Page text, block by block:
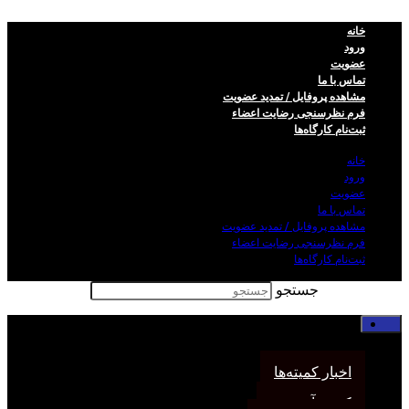
خانه
ورود
عضویت
تماس با ما
مشاهده پروفایل / تمدید عضویت
فرم نظر‌سنجی رضایت اعضاء
ثبت‌نام کارگاه‌ها
خانه
ورود
عضویت
تماس با ما
مشاهده پروفایل / تمدید عضویت
فرم نظر‌سنجی رضایت اعضاء
ثبت‌نام کارگاه‌ها
جستجو
اخبار کمیته‌ها
کمیته آموزش